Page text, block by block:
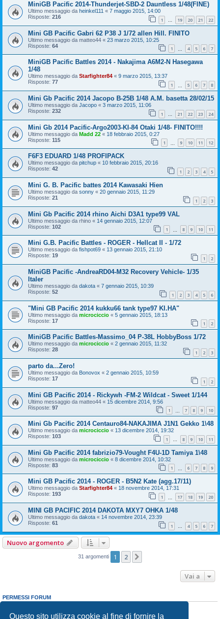
Questo sito utilizza cookie al fine di fornire la
MiniGB Pacific 2014-Thunderjet-SBD-2 Dauntless 1/48(FINE)
Ultimo messaggio da heinkel111 « 7 maggio 2015, 14:00
Risposte: 216 1 … 19 20 21 22
Mini GB Pacific Gabri 62 P38 J 1/72 allen Hill. FINITO
Ultimo messaggio da matteo44 « 23 marzo 2015, 10:25
Risposte: 64 1 4 5 6 7
MiniGB Pacific Battles 2014 - Nakajima A6M2-N Hasegawa
1/48
Ultimo messaggio da Starfighter84 « 9 marzo 2015, 13:37
Risposte: 77 1 5 6 7 8
Mini Gb Pacific 2014 Jacopo B-25B 1/48 A.M. basetta 28/02/15
Ultimo messaggio da Jacopo « 3 marzo 2015, 11:06
Risposte: 232 1 … 21 22 23 24
Mini Gb 2014 Pacific-Argo2003-KI-84 Otaki 1/48- FINITO!!!!
Ultimo messaggio da Madd 22 « 18 febbraio 2015, 0:27
Risposte: 115 1 9 10 11 12
F6F3 EDUARD 1/48 PROFIPACK
Ultimo messaggio da pitchup « 10 febbraio 2015, 20:16
Risposte: 42 1 2 3 4 5
Mini G. B. Pacific battes 2014 Kawasaki Hien
Ultimo messaggio da sonny « 20 gennaio 2015, 11:29
Risposte: 21 1 2 3
Mini Gb Pacific 2014 rhino Aichi D3A1 type99 VAL
Ultimo messaggio da rhino « 14 gennaio 2015, 12:07
Risposte: 102 1 8 9 10 11
Mini G.B. Pacific Battles - ROGER - Hellcat II - 1/72
Ultimo messaggio da fishpot69 « 13 gennaio 2015, 21:10
Risposte: 19 1 2
MiniGB Pacific -AndreaRD04-M32 Recovery Vehicle- 1/35
Italer
Ultimo messaggio da dakota « 7 gennaio 2015, 10:39
Risposte: 52 1 2 3 4 5 6
"Mini GB Pacific 2014 kukku66 tank type97 KI.HA"
Ultimo messaggio da microciccio « 5 gennaio 2015, 18:13
Risposte: 17 1 2
MiniGB Pacific Battles-Massimo_04 P-38L HobbyBoss 1/72
Ultimo messaggio da microciccio « 2 gennaio 2015, 11:32
Risposte: 28 1 2 3
parto da...Zero!
Ultimo messaggio da Bonovox « 2 gennaio 2015, 10:59
Risposte: 17 1 2
Mini GB Pacific 2014 - Rickywh -FM-2 Wildcat - Sweet 1/144
Ultimo messaggio da matteo44 « 15 dicembre 2014, 9:56
Risposte: 97 1 7 8 9 10
Mini Gb Pacific 2014 Centauro84-NAKAJIMA J1N1 Gekko 1\48
Ultimo messaggio da microciccio « 13 dicembre 2014, 19:32
Risposte: 103 1 … 8 9 10 11
Mini Gb Pacific 2014 fabrizio79-Vought F4U-1D Tamiya 1\48
Ultimo messaggio da microciccio « 8 dicembre 2014, 10:32
Risposte: 83 1 6 7 8 9
Mini GB Pacific 2014 - ROGER - B5N2 Kate (agg.17/11)
Ultimo messaggio da Starfighter84 « 18 novembre 2014, 17:31
Risposte: 193 1 17 18 19 20
MINI GB PACIFIC 2014 DAKOTA MXY7 OHKA 1/48
Ultimo messaggio da dakota « 14 novembre 2014, 23:39
Risposte: 61 1 … 4 5 6 7
Nuovo argomento
31 argomenti 1 2
Vai a
PERMESSI FORUM
Non puoirispondere negli argomenti